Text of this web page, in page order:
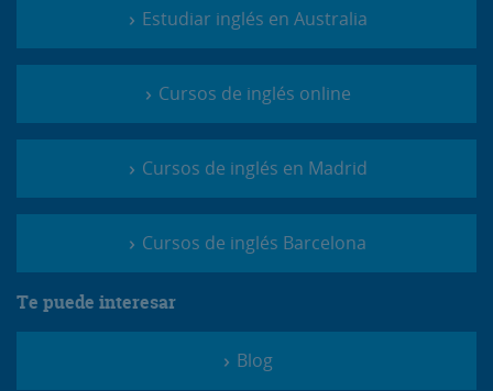
Estudiar inglés en Australia
Cursos de inglés online
Cursos de inglés en Madrid
Cursos de inglés Barcelona
Te puede interesar
Blog